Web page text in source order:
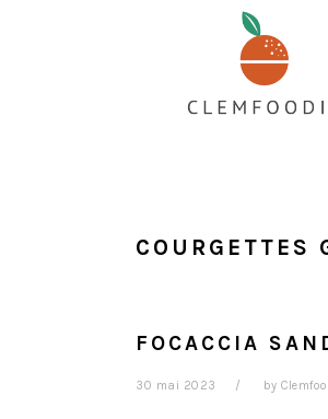
COURGETTES
FOCACCIA
30 mai 2023 by